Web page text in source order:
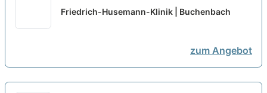
Vollzeit / Teilzeit neu
Friedrich-Husemann-Klinik | Buchenbach
zum Angebot